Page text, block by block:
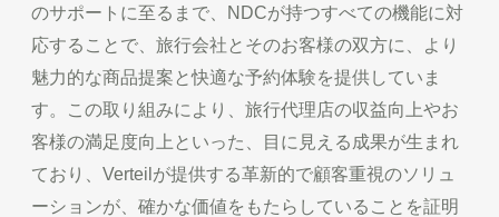
のサポートに至るまで、NDCが持つすべての機能に対
応することで、旅行会社とそのお客様の双方に、より
魅力的な商品提案と快適な予約体験を提供していま
す。この取り組みにより、旅行代理店の収益向上やお
客様の満足度向上といった、目に見える成果が生まれ
ており、Verteilが提供する革新的で顧客重視のソリュ
ーションが、確かな価値をもたらしていることを証明